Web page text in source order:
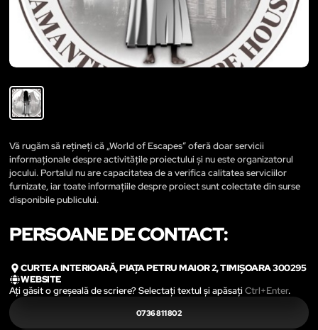
Vă rugăm să rețineți că „World of Escapes” oferă doar servicii
informaționale despre activitățile proiectului și nu este organizatorul
jocului. Portalul nu are capacitatea de a verifica calitatea serviciilor
furnizate, iar toate informațiile despre proiect sunt colectate din surse
disponibile publicului.
PERSOANE DE CONTACT:
CURTEA INTERIOARĂ, PIAȚA PETRU MAIOR 2, TIMIȘOARA 300295
WEBSITE
Ați găsit o greșeală de scriere? Selectați textul și apăsațiCtrl+Enter.
0736 811 802